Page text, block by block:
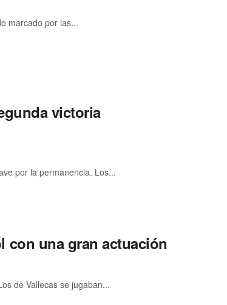
marcado por las...
victoria
por la permanencia. Los...
con una gran actuación
de Vallecas se jugaban...